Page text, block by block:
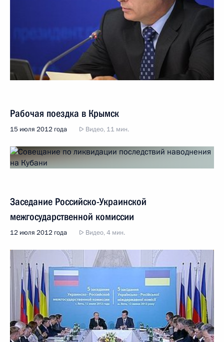
Рабочая поездка в Крымск
15 июля 2012 года Видео, 11 мин.
Заседание Российско-Украинской
межгосударственной комиссии
12 июля 2012 года Видео, 4 мин.